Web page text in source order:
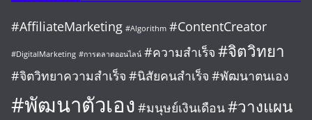
#AffiliateMarketing #Algorithm #ContentCreator
#DigitalMarketing #การตลาดออนไลน์ #ความสำเร็จ #จิตวิทยา
#จิตวิทยาความสำเร็จ #นิสัยคนสำเร็จ #พัฒนาตนเอง
#พัฒนาตัวเอง #มนุษย์เงินเดือน#วางแผน